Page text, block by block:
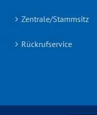
Zentrale/Stammsitz
Rückrufservice